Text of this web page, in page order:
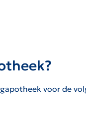
voor de